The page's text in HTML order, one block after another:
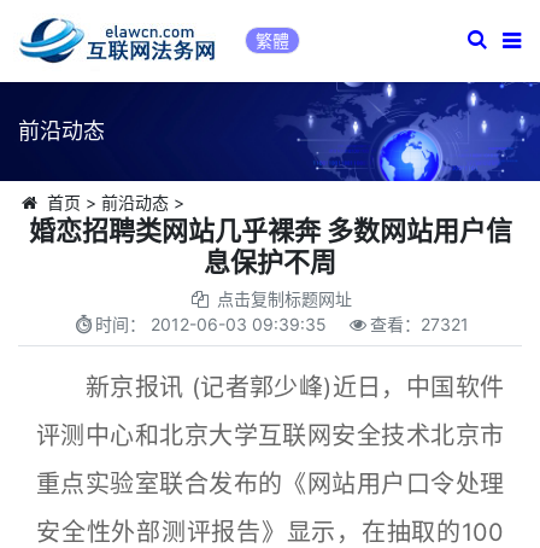
繁體
前沿动态
首页 > 前沿动态>
婚恋招聘类网站几乎裸奔 多数网站用户信
息保护不周
点击复制标题网址
时间： 2012-06-03 09:39:35 查看： 27321
新京报讯 (记者郭少峰)近日，中国软件
评测中心和北京大学互联网安全技术北京市
重点实验室联合发布的《网站用户口令处理
安全性外部测评报告》显示，在抽取的100